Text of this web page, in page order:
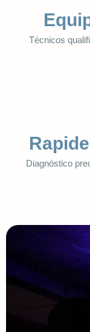
Técnicos
Diagnóstico